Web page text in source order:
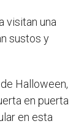
visitan una
sustos y
Halloween,
en puerta
en esta